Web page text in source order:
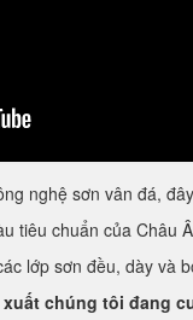
nghệ sơn vân đá,
tiêu chuẩn của Châu
lớp sơn đều, dày và
chúng tôi đang